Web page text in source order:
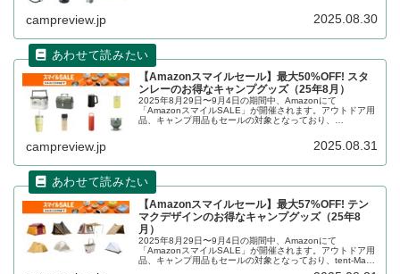
campreview.jp 2025.08.30
【Amazonスマイルセール】最大50%OFF! スタ
ンレーのお得なキャンプグッズ（25年8月）
2025年8月29日〜9月4日の期間中、Amazonにて
「AmazonスマイルSALE」が開催されます。アウトドア用
品、キャンプ用品もセールの対象となっており、
campreview.jp 2025.08.31
【Amazonスマイルセール】最大57%OFF! テン
マクデザインのお得なキャンプグッズ（25年8
月）
2025年8月29日〜9月4日の期間中、Amazonにて
「AmazonスマイルSALE」が開催されます。アウトドア用
品、キャンプ用品もセールの対象となっており、tent-Mark